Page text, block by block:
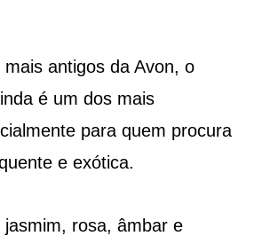
antigos da Avon, o
é um dos mais
para quem procura
e exótica.
jasmim, rosa, âmbar e